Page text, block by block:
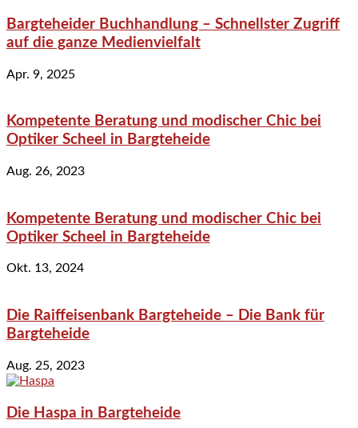
Bargteheider Buchhandlung – Schnellster Zugriff
auf die ganze Medienvielfalt
Apr. 9, 2025
Kompetente Beratung und modischer Chic bei
Optiker Scheel in Bargteheide
Aug. 26, 2023
Kompetente Beratung und modischer Chic bei
Optiker Scheel in Bargteheide
Okt. 13, 2024
Die Raiffeisenbank Bargteheide – Die Bank für
Bargteheide
Aug. 25, 2023
Die Haspa in Bargteheide